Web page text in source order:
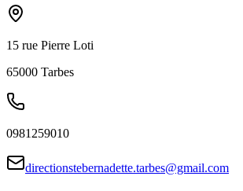
15 rue Pierre Loti
65000 Tarbes
0981259010
directionstebernadette.tarbes@gmail.com